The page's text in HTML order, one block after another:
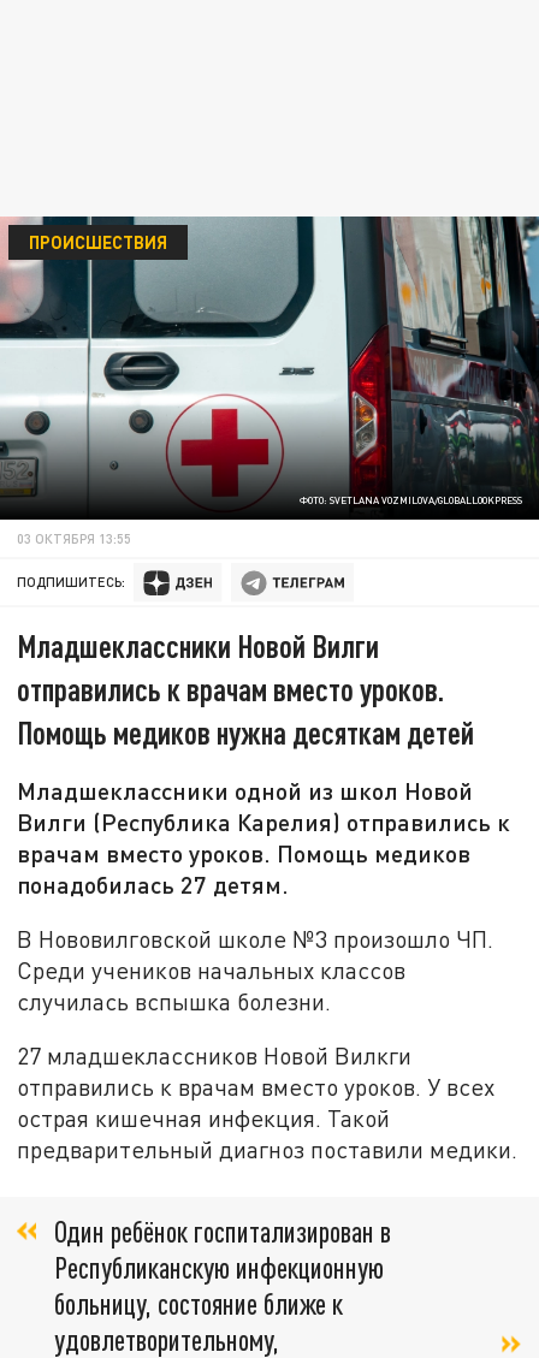
ФОТО: SVETLANA VOZMILOVA/GLOBALLOOKPRESS
ПРОИСШЕСТВИЯ
03 ОКТЯБРЯ 13:55
ПОДПИШИТЕСЬ:
Младшеклассники Новой Вилги
отправились к врачам вместо уроков.
Помощь медиков нужна десяткам детей
Младшеклассники одной из школ Новой
Вилги (Республика Карелия) отправились к
врачам вместо уроков. Помощь медиков
понадобилась 27 детям.
В Нововилговской школе №3 произошло ЧП.
Среди учеников начальных классов
случилась вспышка болезни.
27 младшеклассников Новой Вилкги
отправились к врачам вместо уроков. У всех
острая кишечная инфекция. Такой
предварительный диагноз поставили медики.
Один ребёнок госпитализирован в
Республиканскую инфекционную
больницу, состояние ближе к
удовлетворительному,